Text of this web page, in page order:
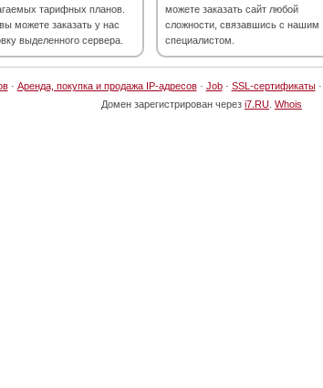
тарифных планов.
можете заказать у нас
выделенного сервера.
можете заказать сайт любой
сложности, связавшись с нашим
специалистом.
· Аренда, покупка и продажа IP-адресов· Job· SSL-сертификаты·
Домен зарегистрирован через i7.RU Whois